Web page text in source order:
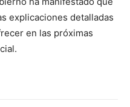
explicaciones detalladas
en las próximas